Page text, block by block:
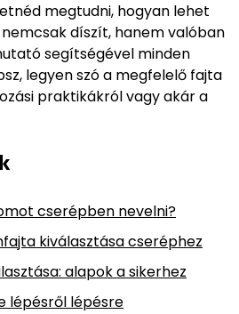
megtudni, hogyan lehet
díszít, hanem valóban
segítségével minden
legyen szó a megfelelő fajta
praktikákról vagy akár a
cserépben nevelni?
kiválasztása cseréphez
alapok a sikerhez
lépésről lépésre